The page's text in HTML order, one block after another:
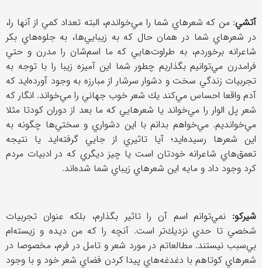
آتشي: من كه شعرهاي شما را مي‌خواندم، البته تعداد كمي از آنها را،
در شعرهاي شما در همان حال كه به زيبايي‌ها، به جلوه‌هاي بكر
شاعرانه برخوردم، به طراوت‌هايي كه ما اسم‌شان را مدرن و حتي
فرامدرن مي‌توانيم بگذاريم چطور شما اين آميزه زيبا را با توجه به
تجربيات زندگي سخت و دشوار سرشار از مبارزه به وجود آورده‌ايد كه
آدم واقعا احساس مي‌كند يك شعر خوب جهاني را مي‌خواند. انگار كه
شعر پل الوار را مي‌خواند يا شعرهايي كه ما بعد از دوران كودتا مثلا
مي‌خوانديم. مي‌خواهم بدانم با اين دشواري و سختي‌ها چگونه به
اين شعرها رسيده‌ايد؛ آيا تاثيري از جايي گرفته‌ايد يا نتيجه
تعمق‌هاي شاعرانه خودتان است يا چيز ديگري كه در ادبيات مردم
كرد وجود داد و مايه اين شعرهاي زيباي شما شده‌اند.
شيركو: نمي‌توانم اسم آن را تاثير بگذارم، بلكه عنوان تجربيات
شخصي تا حدي نزديك‌تر است. آنچه را كه من ديده و زيسته‌ام
بي‌سبب نيستند. مطالعاتم در مورد شعر و تامل در فرم، مخصوصا در
شعرهاي كوتاهم با دغدغه‌هاي پيدا كردن فضاي شعر خود و با وجود